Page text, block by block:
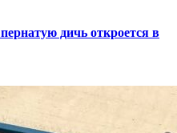
дичь откроется в